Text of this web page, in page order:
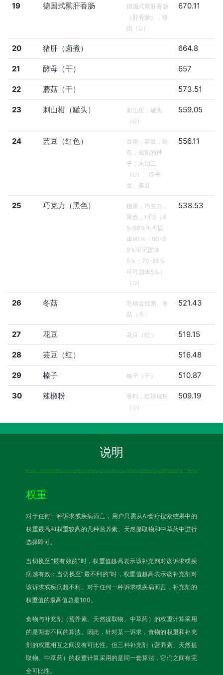
19 德国式熏肝香肠
德国式熏肝香肠
（肝香肠），猪
肉（U）
670.11
20 猪肝（卤煮） 664.8
21 酵母（干） 657
22 蘑菇（干） 573.51
23 刺山柑（罐头）
刺山柑，罐头
（U）
559.05
24 芸豆（红色）
豆类，芸豆，红
色，成熟的种
子，未加工
（U）、四季
豆、菜豆
556.11
25 巧克力（黑色）
糖果，巧克力，
黑色，NFS（4
5-59％可可固
体90％；60-6
9％可可固体
5％；70-85％
可可固体5％）
（U）
538.53
26 冬菇
毛柄金线菌、冬
菇（干）
521.43
27 花豆 花豆（红） 519.15
28 芸豆（红） 516.48
29 榛子 榛子（干） 510.87
30 辣椒粉
香料，红辣椒粉
（U）
509.19
说明
权重
对于任何一种诉求或疾病而言，用户只需从AI食疗搜索结果中的
权重最高和权重较高的几种营养素、天然提取物和中草药中进行
选择即可。
当切换至“最有效的”时，权重值越高表示该补充剂对该诉求或疾
病越有效；当切换至“最不利的”时，权重值越高表示该补充剂对
该诉求或疾病越不利。对于任何一种诉求或疾病而言，补充剂的
权重值的最高值总是100。
食物与补充剂（营养素、天然提取物、中草药）的权重计算采用
的是两套不同的算法。因此，针对某一诉求，食物的权重和补充
剂的权重相互之间没有可比性。但三种补充剂（营养素、天然提
取物、中草药）的权重计算采用的是同一套算法，它们之间有完
全可比性。